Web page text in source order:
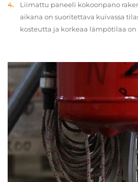
Liimattu paneeli kokoonpano
aikana on suoritettava kuivassa
kosteutta ja korkeaa lämpötilaa on